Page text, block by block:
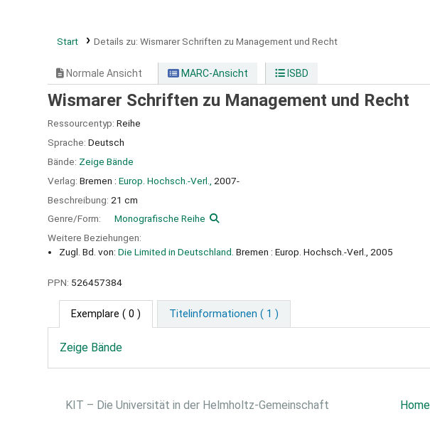
Start Details zu: Wismarer Schriften zu Management und Recht
Normale Ansicht MARC-Ansicht ISBD
Wismarer Schriften zu Management und Recht
Ressourcentyp: Reihe
Sprache: Deutsch
Bände: Zeige Bände
Verlag: Bremen : Europ. Hochsch.-Verl.,
2007-
Beschreibung: 21 cm
Genre/Form:
Monografische Reihe
Weitere Beziehungen:
Zugl. Bd. von: Die Limited in Deutschland. Bremen : Europ. Hochsch.-Verl., 2005
PPN: 526457384
Exemplare ( 0 ) Titelinformationen ( 1 )
Zeige Bände
KIT – Die Universität in der Helmholtz-Gemeinschaft Home